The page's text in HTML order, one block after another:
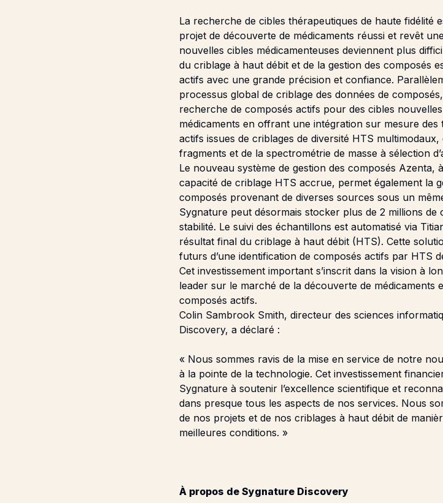
La recherche de cibles thérapeutiques de haute fidélité
projet de découverte de médicaments réussi et revêt
nouvelles cibles médicamenteuses deviennent plus
du criblage à haut débit et de la gestion des composés
actifs avec une grande précision et confiance.
processus global de criblage des données de
recherche de composés actifs pour des cibles
médicaments en offrant une intégration sur mesure
actifs issues de criblages de diversité HTS
fragments et de la spectrométrie de masse à sélection
Le nouveau système de gestion des composés Azenta,
capacité de criblage HTS accrue, permet également la
composés provenant de diverses sources sous un
Sygnature peut désormais stocker plus de 2 millions de
stabilité. Le suivi des échantillons est automatisé via
résultat final du criblage à haut débit (HTS). Cette
futurs d’une identification de composés actifs par HTS
Cet investissement important s’inscrit dans la vision à
leader sur le marché de la découverte de médicaments
composés actifs.
Colin Sambrook Smith, directeur des sciences
Discovery, a déclaré :
« Nous sommes ravis de la mise en service de notre
à la pointe de la technologie. Cet investissement
Sygnature à soutenir l’excellence scientifique et
dans presque tous les aspects de nos services. Nous
de nos projets et de nos criblages à haut débit de
meilleures conditions. »
À propos de Sygnature Discovery